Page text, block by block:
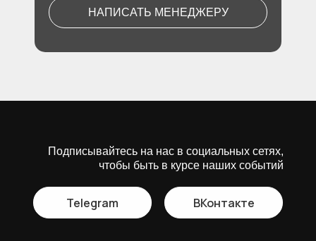
НАПИСАТЬ МЕНЕДЖЕРУ
ВКонтакте
Подписывайтесь на нас в социальных сетях,
чтобы быть в курсе наших событий
Telegram